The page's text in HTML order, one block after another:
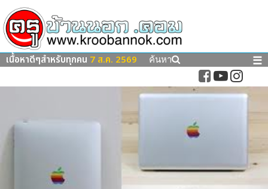
เนื้อหาดีๆสำหรับทุกคน 7 ส.ค. 2569 ค้นหา ☰